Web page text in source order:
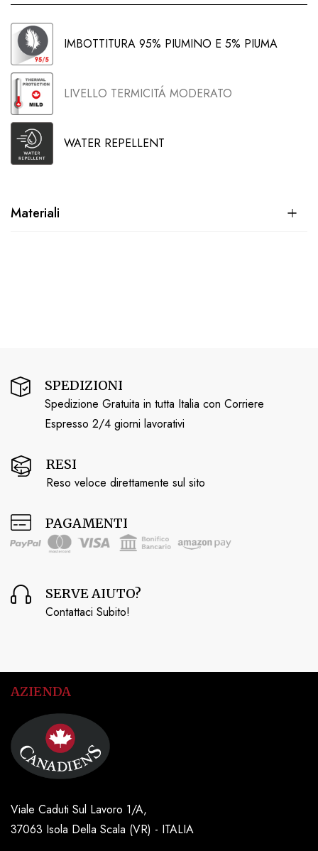
IMBOTTITURA 95% PIUMINO E 5% PIUMA
LIVELLO TERMICITÁ MODERATO
WATER REPELLENT
Materiali
SPEDIZIONI
Spedizione Gratuita in tutta Italia con Corriere
Espresso 2/4 giorni lavorativi
RESI
Reso veloce direttamente sul sito
PAGAMENTI
SERVE AIUTO?
Contattaci Subito!
AZIENDA
Viale Caduti Sul Lavoro 1/A,
37063 Isola Della Scala (VR) - ITALIA